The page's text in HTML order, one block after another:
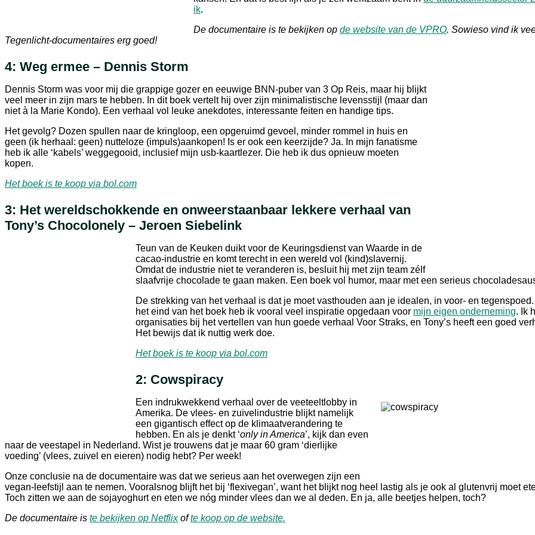
ik.
De documentaire is te bekijken op de website van de VPRO. Sowieso vind ik
Tegenlicht-documentaires erg goed!
4: Weg ermee – Dennis Storm
Dennis Storm was voor mij die grappige gozer en eeuwige BNN-puber van 3 Op Reis, maar hij blijkt
veel meer in zijn mars te hebben. In dit boek vertelt hij over zijn minimalistische levensstijl (maar dan
niet à la Marie Kondo). Een verhaal vol leuke anekdotes, interessante feiten en handige tips.
Het gevolg? Dozen spullen naar de kringloop, een opgeruimd gevoel, minder rommel in huis en
geen (ik herhaal: geen) nutteloze (impuls)aankopen! Is er ook een keerzijde? Ja. In mijn fanatisme
heb ik alle ‘kabels’ weggegooid, inclusief mijn usb-kaartlezer. Die heb ik dus opnieuw moeten
kopen.
Het boek is te koop via bol.com
3: Het wereldschokkende en onweerstaanbaar lekkere verhaal van
Tony’s Chocolonely – Jeroen Siebelink
Teun van de Keuken duikt voor de Keuringsdienst van Waarde in de
cacao-industrie en komt terecht in een wereld vol (kind)slavernij.
Omdat de industrie niet te veranderen is, besluit hij met zijn team zélf
slaafvrije chocolade te gaan maken. Een boek vol humor, maar met een serieus
De strekking van het verhaal is dat je moet vasthouden aan je idealen, in voor- en
het eind van het boek heb ik vooral veel inspiratie opgedaan voor mijn eigen onderneming. Ik
organisaties bij het vertellen van hun goede verhaal Voor Straks, en Tony’s heeft een goed
Het bewijs dat ik nuttig werk doe.
Het boek is te koop via bol.com
2: Cowspiracy
Een indrukwekkend verhaal over de veeteeltlobby in
Amerika. De vlees- en zuivelindustrie blijkt namelijk
een gigantisch effect op de klimaatverandering te
hebben. En als je denkt ‘only in America’, kijk dan even
naar de veestapel in Nederland. Wist je trouwens dat je maar 60 gram ‘dierlijke
voeding’ (vlees, zuivel en eieren) nodig hebt? Per week!
Onze conclusie na de documentaire was dat we serieus aan het overwegen zijn een
vegan-leefstijl aan te nemen. Vooralsnog blijft het bij ‘flexivegan’, want het blijkt nog heel lastig als je ook al glutenvrij moet
Toch zitten we aan de sojayoghurt en eten we nóg minder vlees dan we al deden. En ja, alle beetjes helpen, toch?
De documentaire is te bekijken op Netflixofte koop op de website.